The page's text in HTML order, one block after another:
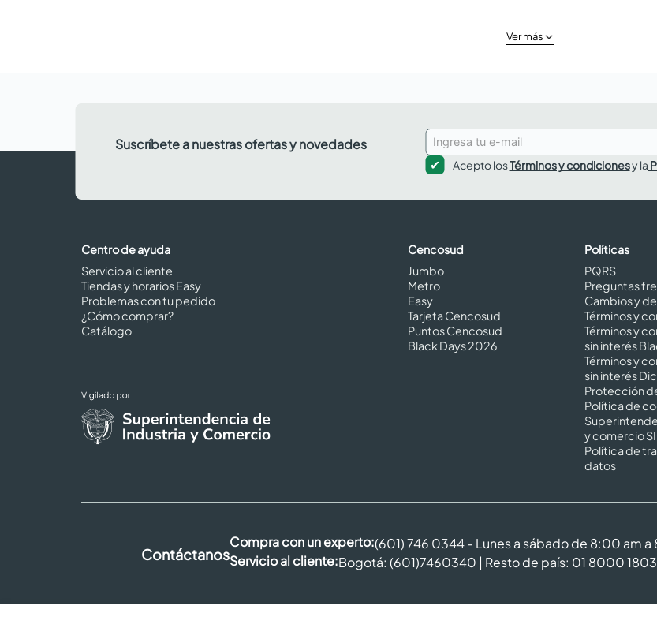
Ver más
Suscríbete a nuestras ofertas y novedades
Acepto losTérminos y condicionesy la
Centro de ayuda
Servicio al cliente
Tiendas y horarios Easy
Problemas con tu pedido
¿Cómo comprar?
Catálogo
Cencosud
Jumbo
Metro
Easy
Tarjeta Cencosud
Puntos Cencosud
Black Days 2026
Políticas
PQRS
Preguntas
Cambios y
Términos y
Términos y
sin interés
Términos y
sin interés
Protección
Política de
y comercio
Política de
datos
Contáctanos
Compra con un experto:(601) 746 0344 - Lunes a sábado de 8:00 am
Servicio al cliente:Bogotá: (601)7460340 | Resto de país: 01 8000